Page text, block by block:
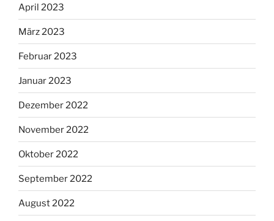
April 2023
März 2023
Februar 2023
Januar 2023
Dezember 2022
November 2022
Oktober 2022
September 2022
August 2022